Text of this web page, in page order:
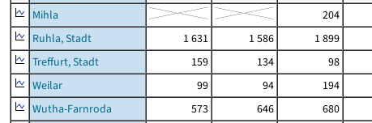
Mihla
204
Ruhla, Stadt
1 631 1 586 1 899
Treffurt, Stadt
159 134 98
Weilar
99 94 194
Wutha-Farnroda
573 646 680